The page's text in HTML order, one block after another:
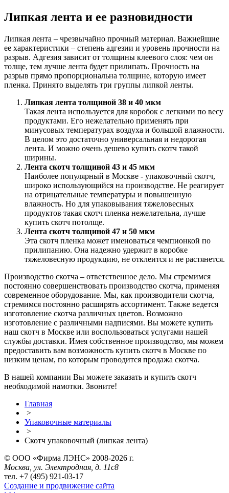
Липкая лента и ее разновидности
Липкая лента – чрезвычайно прочный материал. Важнейшие
ее характеристики – степень адгезии и уровень прочности на
разрыв. Адгезия зависит от толщины клеевого слоя: чем он
толще, тем лучше лента будет прилипать. Прочность на
разрыв прямо пропорциональна толщине, которую имеет
пленка. Принято выделять три группы липкой ленты.
Липкая лента толщиной 38 и 40 мкм
Такая лента используется для коробок с легкими по весу
продуктами. Его нежелательно применять при
минусовых температурах воздуха и большой влажности.
В целом это достаточно универсальная и недорогая
лента. И можно очень дешево купить скотч такой
ширины.
Лента скотч толщиной 43 и 45 мкм
Наиболее популярный в Москве - упаковочный скотч,
широко использующийся на производстве. Не реагирует
на отрицательные температуры и повышенную
влажность. Но для упаковывания тяжеловесных
продуктов такая скотч пленка нежелательна, лучше
купить скотч потолще.
Лента скотч толщиной 47 и 50 мкм
Эта скотч пленка может именоваться чемпионкой по
прилипанию. Она надежно удержит в коробке
тяжеловесную продукцию, не отклеится и не растянется.
Производство скотча – ответственное дело. Мы стремимся
постоянно совершенствовать производство скотча, применяя
современное оборудование. Мы, как производители скотча,
стремимся постоянно расширять ассортимент. Также ведется
изготовление скотча различных цветов. Возможно
изготовление с различными надписями. Вы можете купить
наш скотч в Москве или воспользоваться услугами нашей
службы доставки. Имея собственное производство, мы можем
предоставить вам возможность купить скотч в Москве по
низким ценам, по которым проводится продажа скотча.
В нашей компании Вы можете заказать и купить скотч
необходимой намотки. Звоните!
Главная
>
Упаковочные материалы
>
Скотч упаковочный (липкая лента)
© ООО «Фирма ЛЭНС» 2008-2026 г.
Москва, ул. Электродная, д. 11с8
тел. +7 (495) 921-03-17
Создание и продвижение сайта